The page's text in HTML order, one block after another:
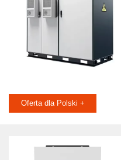
Oferta dla Polski +